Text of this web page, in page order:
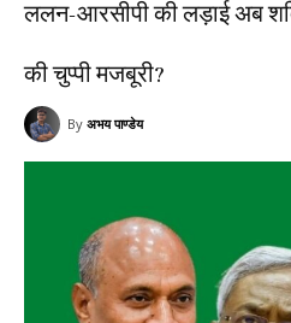
ललन-आरसीपी की लड़ाई अब
की चुप्पी मजबूरी?
By अभय पाण्डेय